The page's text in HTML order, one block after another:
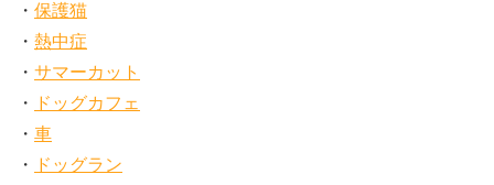
保護猫
熱中症
サマーカット
ドッグカフェ
車
ドッグラン